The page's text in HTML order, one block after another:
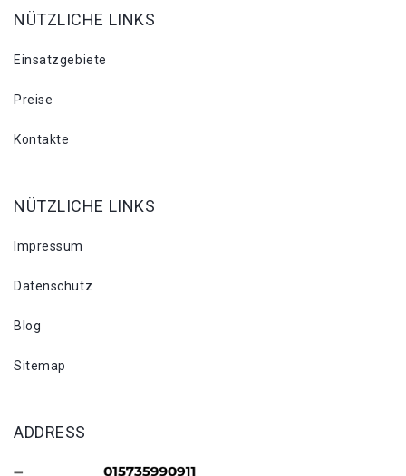
NÜTZLICHE LINKS
Einsatzgebiete
Preise
Kontakte
NÜTZLICHE LINKS
Impressum
Datenschutz
Blog
Sitemap
ADDRESS